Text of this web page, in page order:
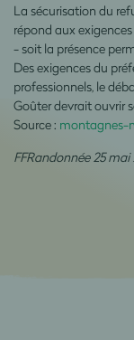
La sécurisation du
répond aux
- soit la présence
Des exigences du
professionnels, le
Goûter devrait ouvrir
Source : montagnes-
FFRandonnée 25 mai